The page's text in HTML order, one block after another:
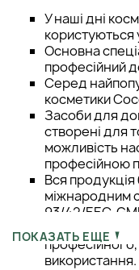
У наші дні
користуються
Основна
професійний
Серед
косметики
Засоби для
створені для
можливість
професійною
Вся продукція
міжнародним
93/42/EEC,
Засоби Lee
використання.
ПОКАЗАТЬ ЕЩЕ